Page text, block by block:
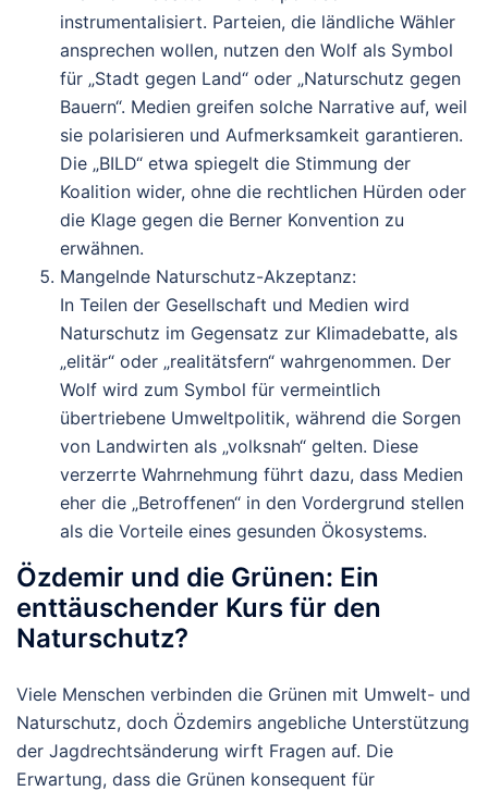
instrumentalisiert. Parteien, die ländliche Wähler
ansprechen wollen, nutzen den Wolf als Symbol
für „Stadt gegen Land“ oder „Naturschutz gegen
Bauern“. Medien greifen solche Narrative auf, weil
sie polarisieren und Aufmerksamkeit garantieren.
Die „BILD“ etwa spiegelt die Stimmung der
Koalition wider, ohne die rechtlichen Hürden oder
die Klage gegen die Berner Konvention zu
erwähnen.
Mangelnde Naturschutz-Akzeptanz:
In Teilen der Gesellschaft und Medien wird
Naturschutz im Gegensatz zur Klimadebatte, als
„elitär“ oder „realitätsfern“ wahrgenommen. Der
Wolf wird zum Symbol für vermeintlich
übertriebene Umweltpolitik, während die Sorgen
von Landwirten als „volksnah“ gelten. Diese
verzerrte Wahrnehmung führt dazu, dass Medien
eher die „Betroffenen“ in den Vordergrund stellen
als die Vorteile eines gesunden Ökosystems.
Özdemir und die Grünen: Ein
enttäuschender Kurs für den
Naturschutz?
Viele Menschen verbinden die Grünen mit Umwelt- und
Naturschutz, doch Özdemirs angebliche Unterstützung
der Jagdrechtsänderung wirft Fragen auf. Die
Erwartung, dass die Grünen konsequent für